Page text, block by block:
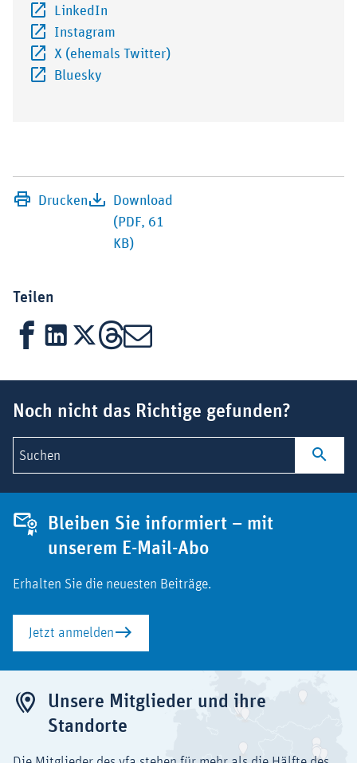
LinkedIn
Instagram
X (ehemals Twitter)Externer-Link (Öffnet im neuen
Bluesky
Drucken
Download
(PDF, 61
KB)
Teilen
FacebookLinkedIn
X Threads
Mail
Noch nicht das Richtige gefunden?
Suchen
Bleiben Sie informiert – mit
unserem E-Mail-Abo
Erhalten Sie die neuesten Beiträge.
Jetzt anmelden
Unsere Mitglieder und ihre
Standorte